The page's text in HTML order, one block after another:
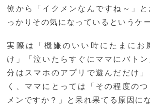
僚から「イクメンなんですね～」
っかりその気になっているというケ
実際は「機嫌のいい時にたまにお
け」「泣いたらすぐにママにバト
分はスマホのアプリで遊んだだけ
く、ママにとっては「その程度の
メンですか？」と呆れ果てる原因に